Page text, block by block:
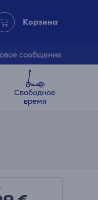
Корзина
сообщение
Свободное
время